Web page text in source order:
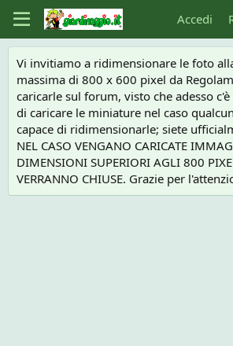
Accedi
Vi invitiamo a ridimensionare le foto
massima di 800 x 600 pixel da
caricarle sul forum, visto che adesso
di caricare le miniature nel caso
capace di ridimensionarle; siete
NEL CASO VENGANO CARICATE
DIMENSIONI SUPERIORI AGLI 800
VERRANNO CHIUSE. Grazie per